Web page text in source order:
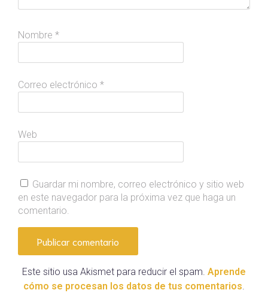
Nombre *
Correo electrónico *
Web
Guardar mi nombre, correo electrónico y sitio web
en este navegador para la próxima vez que haga un
comentario.
Este sitio usa Akismet para reducir el spam. Aprende
cómo se procesan los datos de tus comentarios